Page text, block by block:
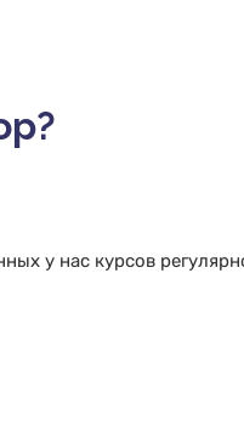
у нас курсов